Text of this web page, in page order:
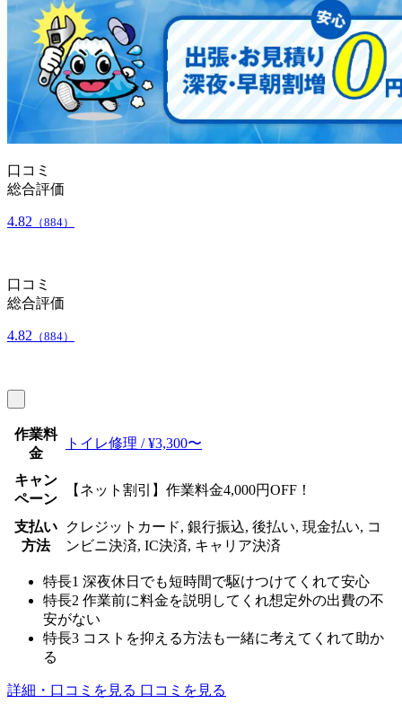
口コミ
総合評価
4.82 （884）
口コミ
総合評価
4.82 （884）
作業料
金
トイレ修理 / ¥3,300〜
キャン
ペーン
【ネット割引】作業料金4,000円OFF！
支払い
方法
クレジットカード, 銀行振込, 後払い, 現金払い, コ
ンビニ決済, IC決済, キャリア決済
特長1 深夜休日でも短時間で駆けつけてくれて安心
特長2 作業前に料金を説明してくれ想定外の出費の不
安がない
特長3 コストを抑える方法も一緒に考えてくれて助か
る
詳細・口コミを見る 口コミを見る